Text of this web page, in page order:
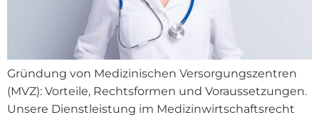
Gründung von Medizinischen Versorgungszentren
(MVZ): Vorteile, Rechtsformen und Voraussetzungen.
Unsere Dienstleistung im Medizinwirtschaftsrecht